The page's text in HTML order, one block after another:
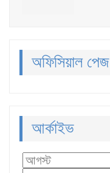
অফিসিয়াল পেজ
আর্কাইভ